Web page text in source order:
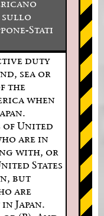
sullo
Stati
duty
sea or
the
when
of United
are in
with, or
States
but
are
Japan.